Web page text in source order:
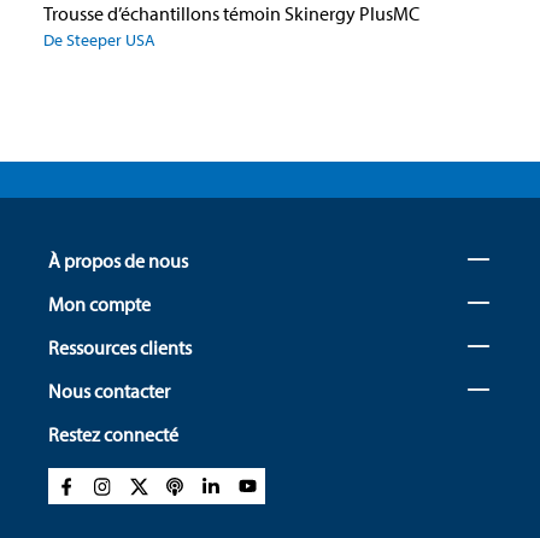
Trousse d’échantillons témoin Skinergy PlusMC
De Steeper USA
À propos de nous
Mon compte
Ressources clients
Nous contacter
Restez connecté